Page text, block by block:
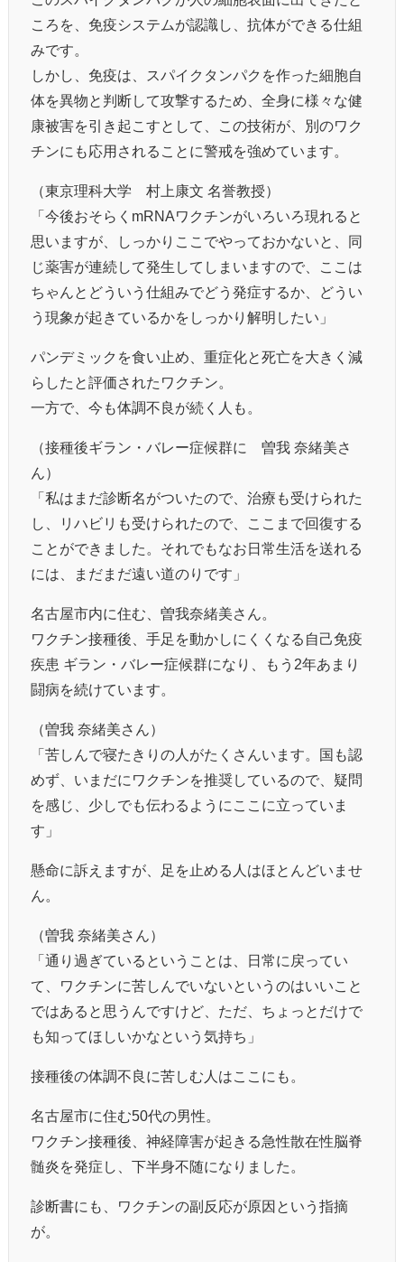
ころを、免疫システムが認識し、抗体ができる仕組
みです。
しかし、免疫は、スパイクタンパクを作った細胞自
体を異物と判断して攻撃するため、全身に様々な健
康被害を引き起こすとして、この技術が、別のワク
チンにも応用されることに警戒を強めています。
（東京理科大学 村上康文 名誉教授）
「今後おそらくmRNAワクチンがいろいろ現れると
思いますが、しっかりここでやっておかないと、同
じ薬害が連続して発生してしまいますので、ここは
ちゃんとどういう仕組みでどう発症するか、どうい
う現象が起きているかをしっかり解明したい」
パンデミックを食い止め、重症化と死亡を大きく減
らしたと評価されたワクチン。
一方で、今も体調不良が続く人も。
（接種後ギラン・バレー症候群に 曽我 奈緒美さ
ん）
「私はまだ診断名がついたので、治療も受けられた
し、リハビリも受けられたので、ここまで回復する
ことができました。それでもなお日常生活を送れる
には、まだまだ遠い道のりです」
名古屋市内に住む、曽我奈緒美さん。
ワクチン接種後、手足を動かしにくくなる自己免疫
疾患 ギラン・バレー症候群になり、もう2年あまり
闘病を続けています。
（曽我 奈緒美さん）
「苦しんで寝たきりの人がたくさんいます。国も認
めず、いまだにワクチンを推奨しているので、疑問
を感じ、少しでも伝わるようにここに立っていま
す」
懸命に訴えますが、足を止める人はほとんどいませ
ん。
（曽我 奈緒美さん）
「通り過ぎているということは、日常に戻ってい
て、ワクチンに苦しんでいないというのはいいこと
ではあると思うんですけど、ただ、ちょっとだけで
も知ってほしいかなという気持ち」
接種後の体調不良に苦しむ人はここにも。
名古屋市に住む50代の男性。
ワクチン接種後、神経障害が起きる急性散在性脳脊
髄炎を発症し、下半身不随になりました。
診断書にも、ワクチンの副反応が原因という指摘
が。